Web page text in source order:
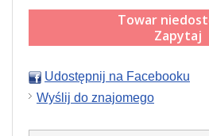
Towar
Zapytaj
Udostępnij na Facebooku
Wyślij do znajomego